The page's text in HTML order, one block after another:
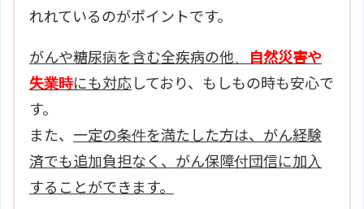
れれているのがポイントです。
がんや糖尿病を含む全疾病の他、
自然災害や
失業時にも対応しており、もしもの時も安心で
す。
また、 一定の条件を満たした方は、がん経験
済でも追加負担なく、がん保障付団信に加入
することができます。